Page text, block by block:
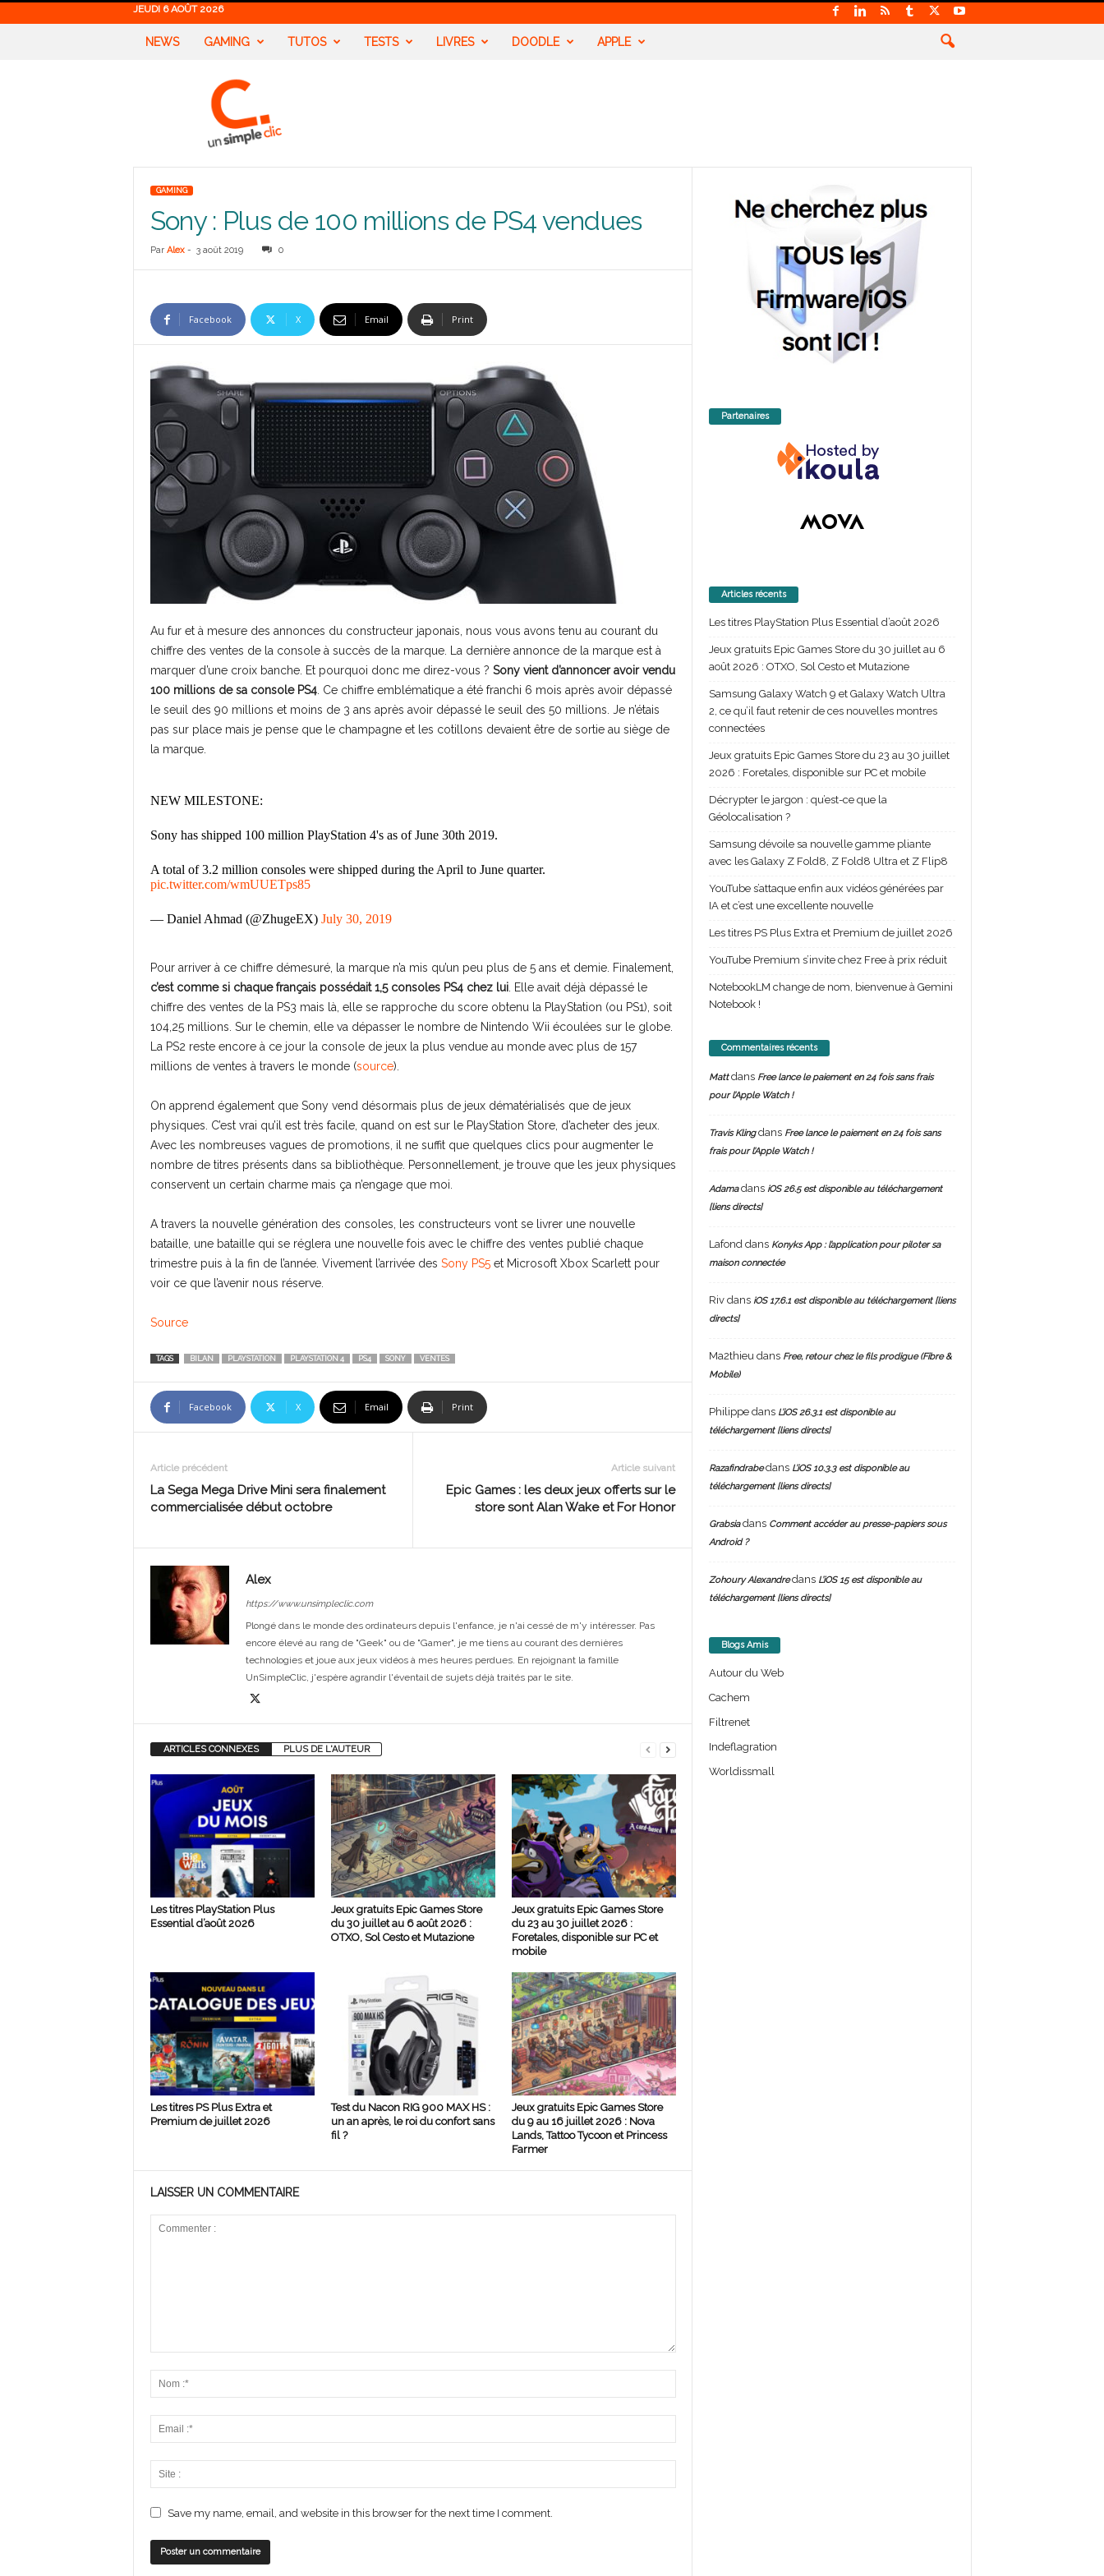
JEUDI 6 AOÛT 2026
NEWS GAMING TUTOS TESTS LIVRES DOODLE APPLE
GAMING
Sony : Plus de 100 millions de PS4 vendues
Par Alex- 3 août 2019 0
Facebook X Email Print
Au fur et à mesure des annonces du constructeur japonais, nous vous avons tenu au courant du
chiffre des ventes de la console à succès de la marque. La dernière annonce de la marque est à
marquer d’une croix banche. Et pourquoi donc me direz-vous ? Sony vient d’annoncer avoir vendu
100 millions de sa console PS4. Ce chiffre emblématique a été franchi 6 mois après avoir dépassé
le seuil des 90 millions et moins de 3 ans après avoir dépassé le seuil des 50 millions. Je n’étais
pas sur place mais je pense que le champagne et les cotillons devaient être de sortie au siège de
la marque.
NEW MILESTONE:
Sony has shipped 100 million PlayStation 4's as of June 30th 2019.
A total of 3.2 million consoles were shipped during the April to June quarter.
pic.twitter.com/wmUUETps85
— Daniel Ahmad (@ZhugeEX) July 30, 2019
Pour arriver à ce chiffre démesuré, la marque n’a mis qu’un peu plus de 5 ans et demie. Finalement,
c’est comme si chaque français possédait 1,5 consoles PS4 chez lui. Elle avait déjà dépassé le
chiffre des ventes de la PS3 mais là, elle se rapproche du score obtenu la PlayStation (ou PS1), soit
104,25 millions. Sur le chemin, elle va dépasser le nombre de Nintendo Wii écoulées sur le globe.
La PS2 reste encore à ce jour la console de jeux la plus vendue au monde avec plus de 157
millions de ventes à travers le monde (source).
On apprend également que Sony vend désormais plus de jeux dématérialisés que de jeux
physiques. C’est vrai qu’il est très facile, quand on est sur le PlayStation Store, d’acheter des jeux.
Avec les nombreuses vagues de promotions, il ne suffit que quelques clics pour augmenter le
nombre de titres présents dans sa bibliothèque. Personnellement, je trouve que les jeux physiques
conservent un certain charme mais ça n’engage que moi.
A travers la nouvelle génération des consoles, les constructeurs vont se livrer une nouvelle
bataille, une bataille qui se réglera une nouvelle fois avec le chiffre des ventes publié chaque
trimestre puis à la fin de l’année. Vivement l’arrivée des Sony PS5et Microsoft Xbox Scarlett pour
voir ce que l’avenir nous réserve.
Source
TAGS BILAN PLAYSTATION PLAYSTATION 4 PS4 SONY VENTES
Facebook X Email Print
Article précédent
La Sega Mega Drive Mini sera finalement
commercialisée début octobre
Article suivant
Epic Games : les deux jeux offerts sur le
store sont Alan Wake et For Honor
Alex
https://www.unsimpleclic.com
Plongé dans le monde des ordinateurs depuis l'enfance, je n'ai cessé de m'y intéresser. Pas
encore élevé au rang de "Geek" ou de "Gamer", je me tiens au courant des dernières
technologies et joue aux jeux vidéos à mes heures perdues. En rejoignant la famille
UnSimpleClic, j'espère agrandir l'éventail de sujets déjà traités par le site.
ARTICLES CONNEXES PLUS DE L'AUTEUR
Les titres PlayStation Plus
Essential d’août 2026
Jeux gratuits Epic Games Store
du 30 juillet au 6 août 2026 :
OTXO, Sol Cesto et Mutazione
Jeux gratuits Epic Games Store
du 23 au 30 juillet 2026 :
Foretales, disponible sur PC et
mobile
Les titres PS Plus Extra et
Premium de juillet 2026
Test du Nacon RIG 900 MAX HS :
un an après, le roi du confort sans
fil ?
Jeux gratuits Epic Games Store
du 9 au 16 juillet 2026 : Nova
Lands, Tattoo Tycoon et Princess
Farmer
LAISSER UN COMMENTAIRE
Save my name, email, and website in this browser for the next time I comment.
Partenaires
Articles récents
Les titres PlayStation Plus Essential d’août 2026
Jeux gratuits Epic Games Store du 30 juillet au 6
août 2026 : OTXO, Sol Cesto et Mutazione
Samsung Galaxy Watch 9 et Galaxy Watch Ultra
2, ce qu’il faut retenir de ces nouvelles montres
connectées
Jeux gratuits Epic Games Store du 23 au 30 juillet
2026 : Foretales, disponible sur PC et mobile
Décrypter le jargon : qu’est-ce que la
Géolocalisation ?
Samsung dévoile sa nouvelle gamme pliante
avec les Galaxy Z Fold8, Z Fold8 Ultra et Z Flip8
YouTube s’attaque enfin aux vidéos générées par
IA et c’est une excellente nouvelle
Les titres PS Plus Extra et Premium de juillet 2026
YouTube Premium s’invite chez Free à prix réduit
NotebookLM change de nom, bienvenue à Gemini
Notebook !
Commentaires récents
Mattdans Free lance le paiement en 24 fois sans frais
pour l’Apple Watch !
Travis Klingdans Free lance le paiement en 24 fois sans
frais pour l’Apple Watch !
Adamadans iOS 26.5 est disponible au téléchargement
[liens directs]
Lafond dans Konyks App : l’application pour piloter sa
maison connectée
Rivdans iOS 17.6.1 est disponible au téléchargement [liens
directs]
Ma2thieu dans Free, retour chez le fils prodigue (Fibre &
Mobile)
Philippedans L’iOS 26.3.1 est disponible au
téléchargement [liens directs]
Razafindrabedans L’iOS 10.3.3 est disponible au
téléchargement [liens directs]
Grabsiadans Comment accéder au presse-papiers sous
Android ?
Zohoury Alexandredans L’iOS 15 est disponible au
téléchargement [liens directs]
Blogs Amis
Autour du Web
Cachem
Filtrenet
Indeflagration
Worldissmall